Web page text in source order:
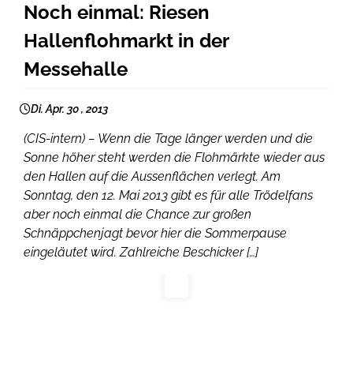
Noch einmal: Riesen
Hallenflohmarkt in der
Messehalle
Di. Apr. 30 , 2013
(CIS-intern) – Wenn die Tage länger werden und die
Sonne höher steht werden die Flohmärkte wieder aus
den Hallen auf die Aussenflächen verlegt. Am
Sonntag, den 12. Mai 2013 gibt es für alle Trödelfans
aber noch einmal die Chance zur großen
Schnäppchenjagt bevor hier die Sommerpause
eingeläutet wird. Zahlreiche Beschicker […]